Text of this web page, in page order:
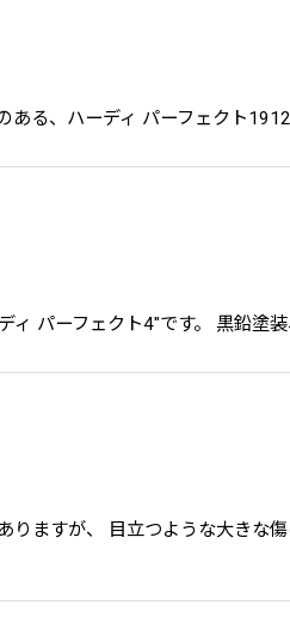
ある、ハーディ パーフェクト
ィ パーフェクト4"です。 黒鉛
ますが、 目立つような大きな